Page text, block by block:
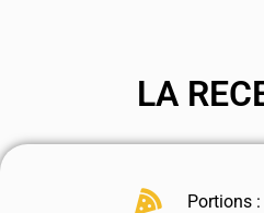
LA
Portions